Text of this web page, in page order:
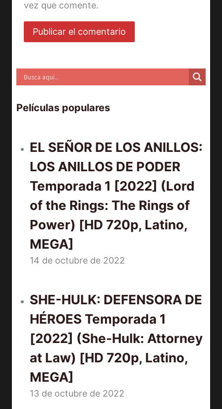
vez que comente.
Películas populares
EL SEÑOR DE LOS ANILLOS:
LOS ANILLOS DE PODER
Temporada 1 [2022] (Lord
of the Rings: The Rings of
Power) [HD 720p, Latino,
MEGA]
14 de octubre de 2022
SHE-HULK: DEFENSORA DE
HÉROES Temporada 1
[2022] (She-Hulk: Attorney
at Law) [HD 720p, Latino,
MEGA]
13 de octubre de 2022